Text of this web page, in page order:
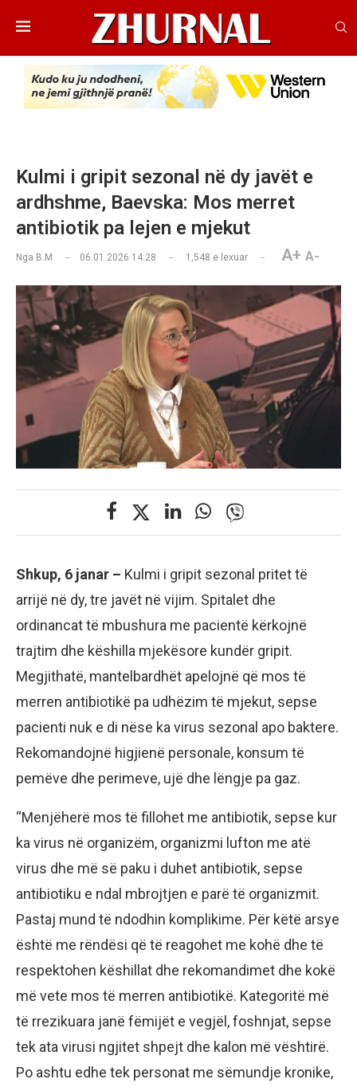
Kulmi i gripit sezonal në dy javët e
ardhshme, Baevska: Mos merret
antibiotik pa lejen e mjekut
Nga B.M 06.01.2026 14:28 1,548 e lexuar A+ A-
Shkup, 6 janar – Kulmi i gripit sezonal pritet të
arrijë në dy, tre javët në vijim. Spitalet dhe
ordinancat të mbushura me pacientë kërkojnë
trajtim dhe këshilla mjekësore kundër gripit.
Megjithatë, mantelbardhët apelojnë që mos të
merren antibiotikë pa udhëzim të mjekut, sepse
pacienti nuk e di nëse ka virus sezonal apo baktere.
Rekomandojnë higjienë personale, konsum të
pemëve dhe perimeve, ujë dhe lëngje pa gaz.
“Menjëherë mos të fillohet me antibiotik, sepse kur
ka virus në organizëm, organizmi lufton me atë
virus dhe më së paku i duhet antibiotik, sepse
antibiotiku e ndal mbrojtjen e parë të organizmit.
Pastaj mund të ndodhin komplikime. Për këtë arsye
është me rëndësi që të reagohet me kohë dhe të
respektohen këshillat dhe rekomandimet dhe kokë
më vete mos të merren antibiotikë. Kategoritë më
të rrezikuara janë fëmijët e vegjël, foshnjat, sepse
tek ata virusi ngjitet shpejt dhe kalon më vështirë.
Po ashtu edhe tek personat me sëmundje kronike,